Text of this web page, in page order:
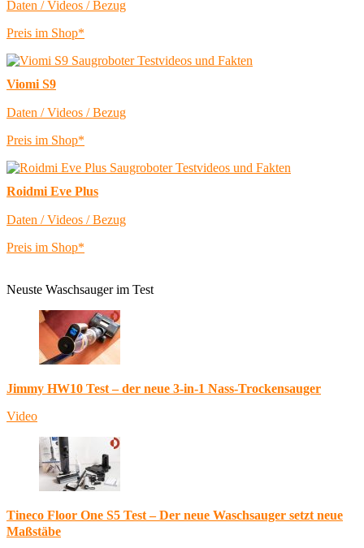
Daten / Videos / Bezug
Preis im Shop*
Viomi S9
Daten / Videos / Bezug
Preis im Shop*
Roidmi Eve Plus
Daten / Videos / Bezug
Preis im Shop*
Neuste Waschsauger im Test
Jimmy HW10 Test – der neue 3-in-1 Nass-Trockensauger
Video
Tineco Floor One S5 Test – Der neue Waschsauger setzt neue
Maßstäbe